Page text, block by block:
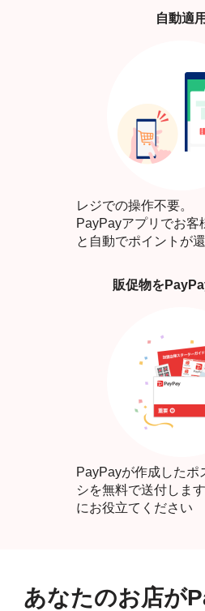
自動適用
レジでの操作不要。
PayPayアプリでお客
と自動でポイントが
販促物を
PayPayが作成したポ
シを無料で送付しま
にお役立てください
あなたのお店が